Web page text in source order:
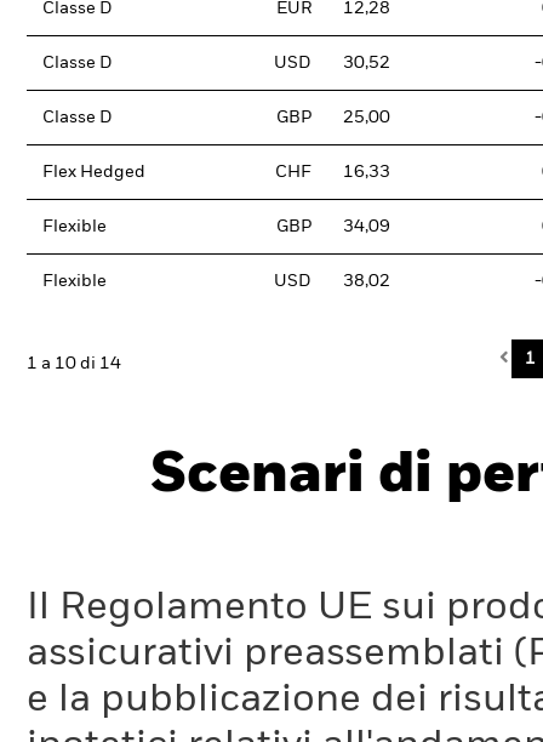
Classe D EUR 12,28
Classe D USD 30,52
Classe D GBP 25,00
Flex Hedged CHF 16,33
Flexible GBP 34,09
Flexible USD 38,02
1 a 10 di 14 1
Scenari di
Il Regolamento UE sui
assicurativi preassemblati
e la pubblicazione dei